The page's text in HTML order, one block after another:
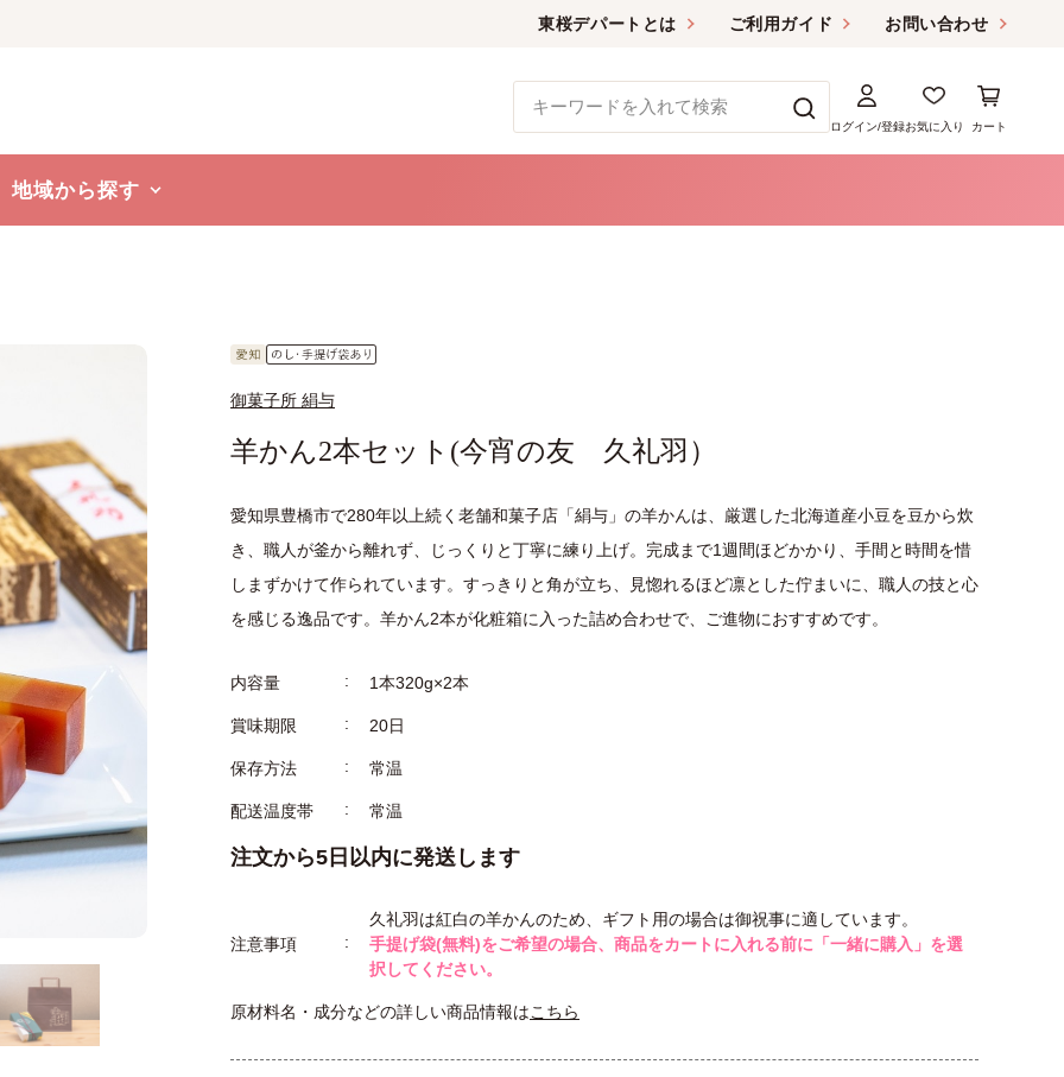
東桜デパートとは ご利用ガイド お問い合わせ
ログイン/登録お気に入り カート
地域から探す
御菓子所 絹与
羊かん2本セット(今宵の友 久礼羽）
愛知県豊橋市で280年以上続く老舗和菓子店「絹与」の羊かんは、厳選した北海道産小豆を豆から炊
き、職人が釜から離れず、じっくりと丁寧に練り上げ。完成まで1週間ほどかかり、手間と時間を惜
しまずかけて作られています。すっきりと角が立ち、見惚れるほど凛とした佇まいに、職人の技と心
を感じる逸品です。羊かん2本が化粧箱に入った詰め合わせで、ご進物におすすめです。
内容量 1本320g×2本
賞味期限 20日
保存方法 常温
配送温度帯 常温
注文から5日以内に発送します
注意事項
久礼羽は紅白の羊かんのため、ギフト用の場合は御祝事に適しています。
手提げ袋(無料)をご希望の場合、商品をカートに入れる前に「一緒に購入」を選
択してください。
原材料名・成分などの詳しい商品情報はこちら